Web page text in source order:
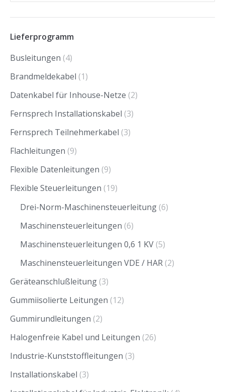
Lieferprogramm
Busleitungen (4)
Brandmeldekabel (1)
Datenkabel für Inhouse-Netze (2)
Fernsprech Installationskabel (3)
Fernsprech Teilnehmerkabel (3)
Flachleitungen (9)
Flexible Datenleitungen (9)
Flexible Steuerleitungen (19)
Drei-Norm-Maschinensteuerleitung (6)
Maschinensteuerleitungen (6)
Maschinensteuerleitungen 0,6 1 KV (5)
Maschinensteuerleitungen VDE / HAR (2)
Geräteanschlußleitung (3)
Gummiisolierte Leitungen (12)
Gummirundleitungen (2)
Halogenfreie Kabel und Leitungen (26)
Industrie-Kunststoffleitungen (3)
Installationskabel (3)